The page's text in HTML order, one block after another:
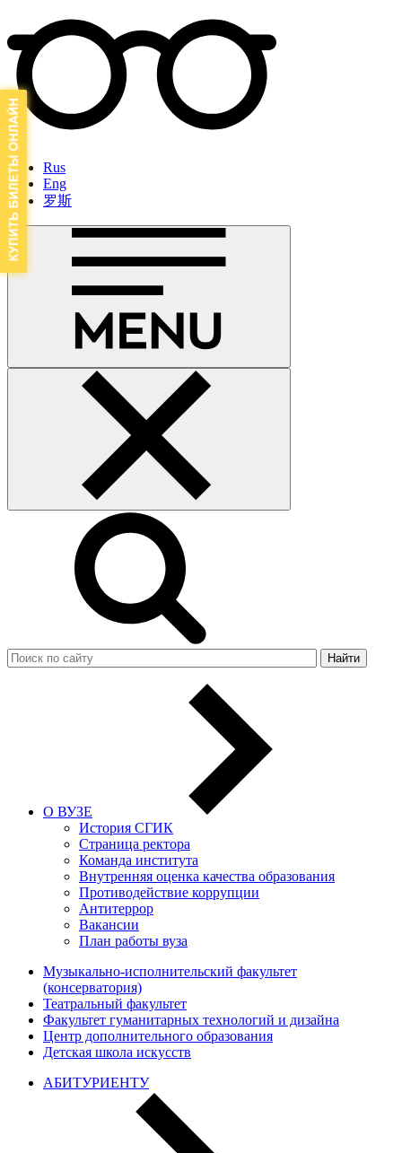
Rus
Eng
罗斯
Найти
О ВУЗЕ
История СГИК
Страница ректора
Команда института
Внутренняя оценка качества образования
Противодействие коррупции
Антитеррор
Вакансии
План работы вуза
Музыкально-исполнительский факультет
(консерватория)
Театральный факультет
Факультет гуманитарных технологий и дизайна
Центр дополнительного образования
Детская школа искусств
АБИТУРИЕНТУ